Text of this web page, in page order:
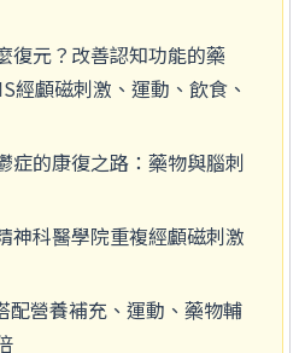
復元？改善認知功能的藥
經顱磁刺激、運動、飲食、
症的康復之路：藥物與腦刺
神科醫學院重複經顱磁刺激
配營養補充、運動、藥物輔